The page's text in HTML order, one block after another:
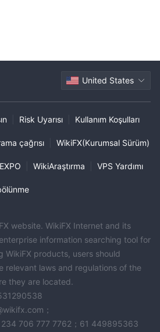
United States
Risk Uyarısı Kullanım Koşulları
çağrısı WikiFX(Kurumsal Sürüm)
EXPO WikiAraştırma VPS Yardımı
website. WikiFX Internet and its
information searching tool for
WikiFX products, users should
relevant laws and regulations of the
they are located.
；
234 706 777 7762；61 449895363